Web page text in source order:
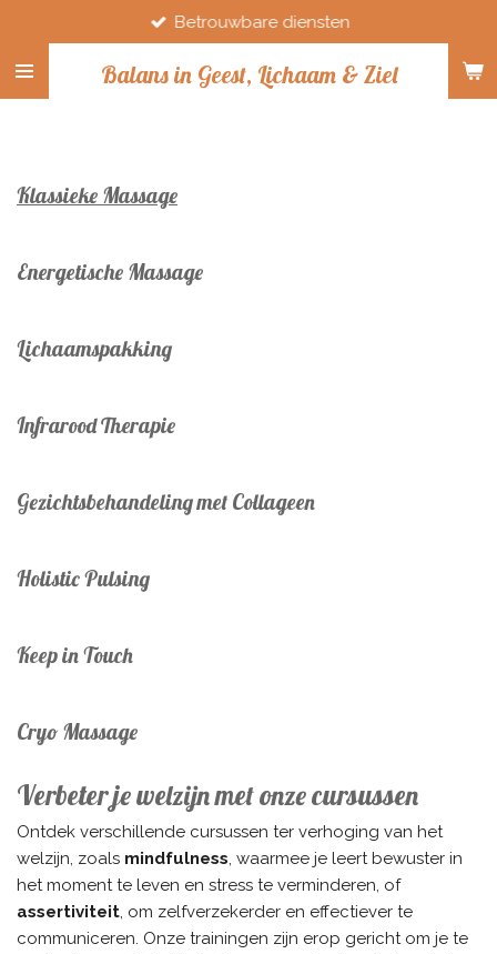
direct
naar
de
Balans in Geest, Lichaam & Ziel
Betrouwbare diensten
Klassieke Massage
Energetische Massage
Lichaamspakking
Infrarood Therapie
Gezichtsbehandeling met Collageen
Holistic Pulsing
Keep in Touch
Cryo Massage
Verbeter je welzijn met onze cursussen
Ontdek verschillende cursussen ter verhoging van het
welzijn, zoals mindfulness, waarmee je leert bewuster in
het moment te leven en stress te verminderen, of
assertiviteit, om zelfverzekerder en effectiever te
communiceren. Onze trainingen zijn erop gericht om je te